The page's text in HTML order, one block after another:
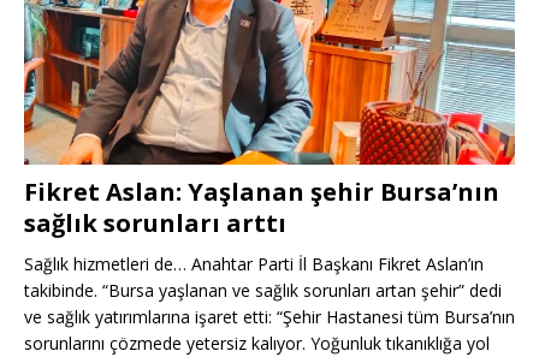
Fikret Aslan: Yaşlanan şehir Bursa’nın
sağlık sorunları arttı
Sağlık hizmetleri de… Anahtar Parti İl Başkanı Fikret Aslan’ın
takibinde. “Bursa yaşlanan ve sağlık sorunları artan şehir” dedi
ve sağlık yatırımlarına işaret etti: “Şehir Hastanesi tüm Bursa’nın
sorunlarını çözmede yetersiz kalıyor. Yoğunluk tıkanıklığa yol